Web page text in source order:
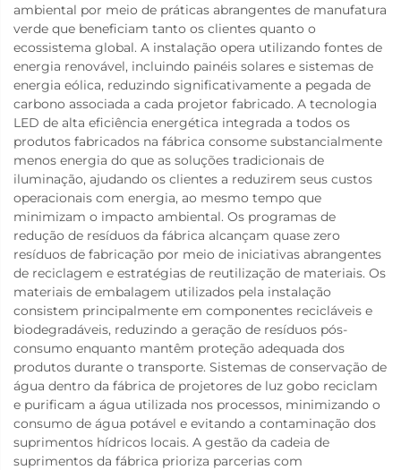
ambiental por meio de práticas abrangentes de manufatura
verde que beneficiam tanto os clientes quanto o
ecossistema global. A instalação opera utilizando fontes de
energia renovável, incluindo painéis solares e sistemas de
energia eólica, reduzindo significativamente a pegada de
carbono associada a cada projetor fabricado. A tecnologia
LED de alta eficiência energética integrada a todos os
produtos fabricados na fábrica consome substancialmente
menos energia do que as soluções tradicionais de
iluminação, ajudando os clientes a reduzirem seus custos
operacionais com energia, ao mesmo tempo que
minimizam o impacto ambiental. Os programas de
redução de resíduos da fábrica alcançam quase zero
resíduos de fabricação por meio de iniciativas abrangentes
de reciclagem e estratégias de reutilização de materiais. Os
materiais de embalagem utilizados pela instalação
consistem principalmente em componentes recicláveis e
biodegradáveis, reduzindo a geração de resíduos pós-
consumo enquanto mantêm proteção adequada dos
produtos durante o transporte. Sistemas de conservação de
água dentro da fábrica de projetores de luz gobo reciclam
e purificam a água utilizada nos processos, minimizando o
consumo de água potável e evitando a contaminação dos
suprimentos hídricos locais. A gestão da cadeia de
suprimentos da fábrica prioriza parcerias com